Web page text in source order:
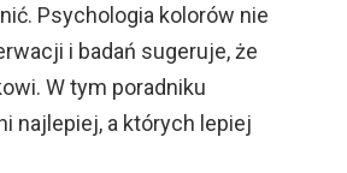
Psychologia kolorów nie
i badań sugeruje, że
W tym poradniku
najlepiej, a których lepiej